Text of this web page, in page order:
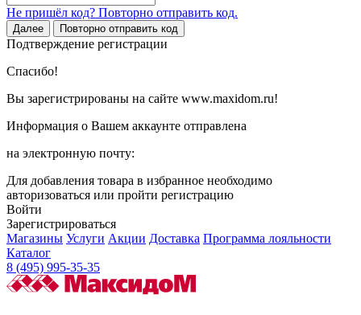
Не пришёл код? Повторно отправить код.
Далее Повторно отправить код
Подтверждение регистрации
Спасибо!
Вы зарегистрированы на сайте www.maxidom.ru!
Информация о Вашем аккаунте отправлена
на электронную почту:
Для добавления товара в избранное необходимо
авторизоваться или пройти регистрацию
Войти
Зарегистрироваться
Магазины Услуги Акции Доставка Программа лояльности
Каталог
8 (495) 995-35-35